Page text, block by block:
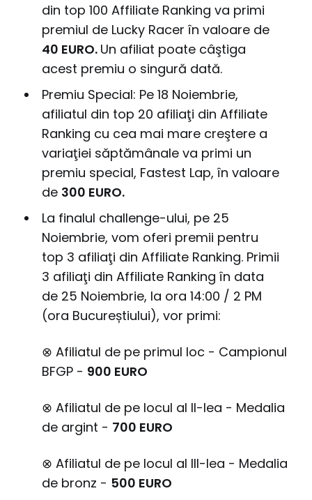
din top 100 Affiliate Ranking va primi
premiul de Lucky Racer în valoare de
40 EURO. Un afiliat poate câştiga
acest premiu o singură dată.
Premiu Special: Pe 18 Noiembrie,
afiliatul din top 20 afiliaţi din Affiliate
Ranking cu cea mai mare creştere a
variaţiei săptămânale va primi un
premiu special, Fastest Lap, în valoare
de 300 EURO.
La finalul challenge-ului, pe 25
Noiembrie, vom oferi premii pentru
top 3 afiliaţi din Affiliate Ranking. Primii
3 afiliaţi din Affiliate Ranking în data
de 25 Noiembrie, la ora 14:00 / 2 PM
(ora Bucureștiului), vor primi:
⊗ Afiliatul de pe primul loc - Campionul
BFGP - 900 EURO
⊗ Afiliatul de pe locul al II-lea - Medalia
de argint - 700 EURO
⊗ Afiliatul de pe locul al III-lea - Medalia
de bronz - 500 EURO